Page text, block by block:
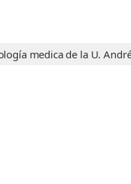
medica de la U.